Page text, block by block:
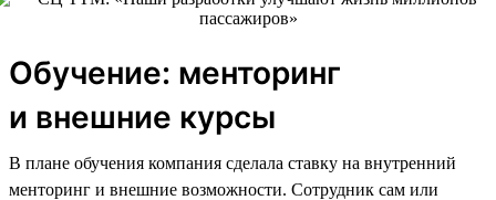
Обучение: менторинг
и внешние курсы
В плане обучения компания сделала ставку на внутренний
менторинг и внешние возможности. Сотрудник сам или